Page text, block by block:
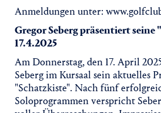
Anmeldungen unter:
Gregor Seberg präsentiert seine
17.4.2025
Am Donnerstag, den 17. April
Seberg im Kursaal sein aktuelles
"Schatzkiste". Nach fünf
Soloprogrammen verspricht